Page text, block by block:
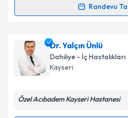
Randevu
Randevu Takvimi Talebi
Op. Dr. Nagihan Sarı
oluşturun. Size bu uzmandan
takvim hazırlandığında e-
Dr. Yalçın Ünlü
Dahiliye - İç Hastalıkları
Kayseri
Özel Acıbadem Kayseri Hastanesi